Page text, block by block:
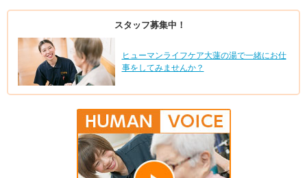
スタッフ募集中！
ヒューマンライフケア大蓮の湯で一緒にお仕
事をしてみませんか？